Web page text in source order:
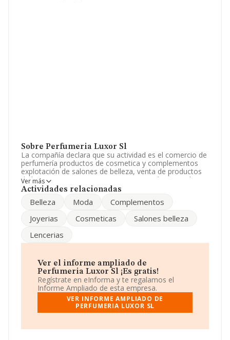
Sobre Perfumeria Luxor Sl
La compañía declara que su actividad es el comercio de
perfumería productos de cosmetica y complementos
explotación de salones de belleza, venta de productos
de lenceria y paqueteria. La empresa está registrada
como Sociedad Limitada. La actividad de referencia
productos perfumería y cosmética', cuyo Código es
exteriores.
La sociedad española
B16172991, se encuentra en Calle Carreteria núm. 26,
En base a la información de la que dispone INFORMA
sobre 10.047 compañías, en el ámbito nacional la
facturación alcanza la cifra de 11.976 millones de euros
y el promedio de la facturación de ventas entre todas
las compañías asciende a los 1 millón de euros.
Teniendo en cuenta la información sobre Cuenca, en la
ventas de 3 millones de euros. Finalmente, para
Ver más
Actividades relacionadas
Belleza Moda
Complementos
Joyerias
Cosmeticas
Salones belleza
Lencerias
Ver el informe ampliado de
Perfumeria Luxor Sl ¡Es gratis!
Regístrate en eInforma y te regalamos el
Informe Ampliado de esta empresa.
VER INFORME AMPLIADO DE
PERFUMERIA LUXOR SL